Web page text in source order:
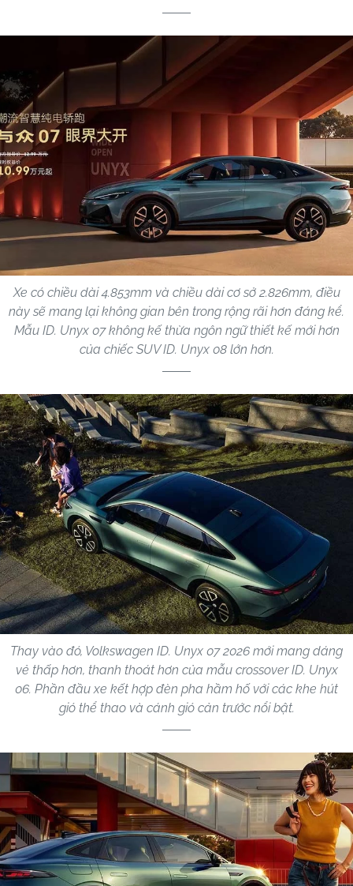
Xe có chiều dài 4.853mm và chiều dài cơ sở 2.826mm, điều
này sẽ mang lại không gian bên trong rộng rãi hơn đáng kể.
Mẫu ID. Unyx 07 không kế thừa ngôn ngữ thiết kế mới hơn
của chiếc SUV ID. Unyx 08 lớn hơn.
Thay vào đó, Volkswagen ID. Unyx 07 2026 mới mang dáng
vẻ thấp hơn, thanh thoát hơn của mẫu crossover ID. Unyx
06. Phần đầu xe kết hợp đèn pha hầm hố với các khe hút
gió thể thao và cánh gió cản trước nổi bật.